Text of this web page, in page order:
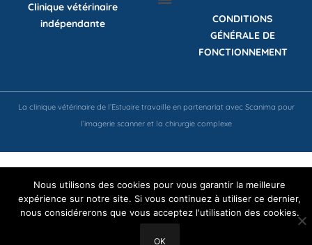
Clinique vétérinaire
indépendante
CONDITIONS
GÉNÉRALE DE
FONCTIONNEMENT
La clinique vétérinaire de l’Estuaire travaille en partenariat avec Scanima pour
l’imagerie scanner et la chirurgie complexe
Nous utilisons des cookies pour vous garantir la meilleure
expérience sur notre site. Si vous continuez à utiliser ce dernier,
nous considérerons que vous acceptez l'utilisation des cookies.
OK